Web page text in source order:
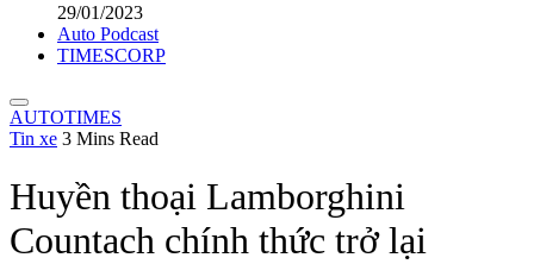
29/01/2023
Auto Podcast
TIMESCORP
AUTOTIMES
Tin xe 3 Mins Read
Huyền thoại Lamborghini
Countach chính thức trở lại